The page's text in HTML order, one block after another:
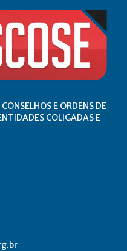
E ORDENS DE
COLIGADAS E